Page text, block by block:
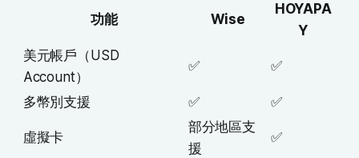
功能 Wise
HOYAPA
Y
美元帳戶（USD
Account）
✅ ✅
多幣別支援 ✅ ✅
虛擬卡
部分地區支
援
✅